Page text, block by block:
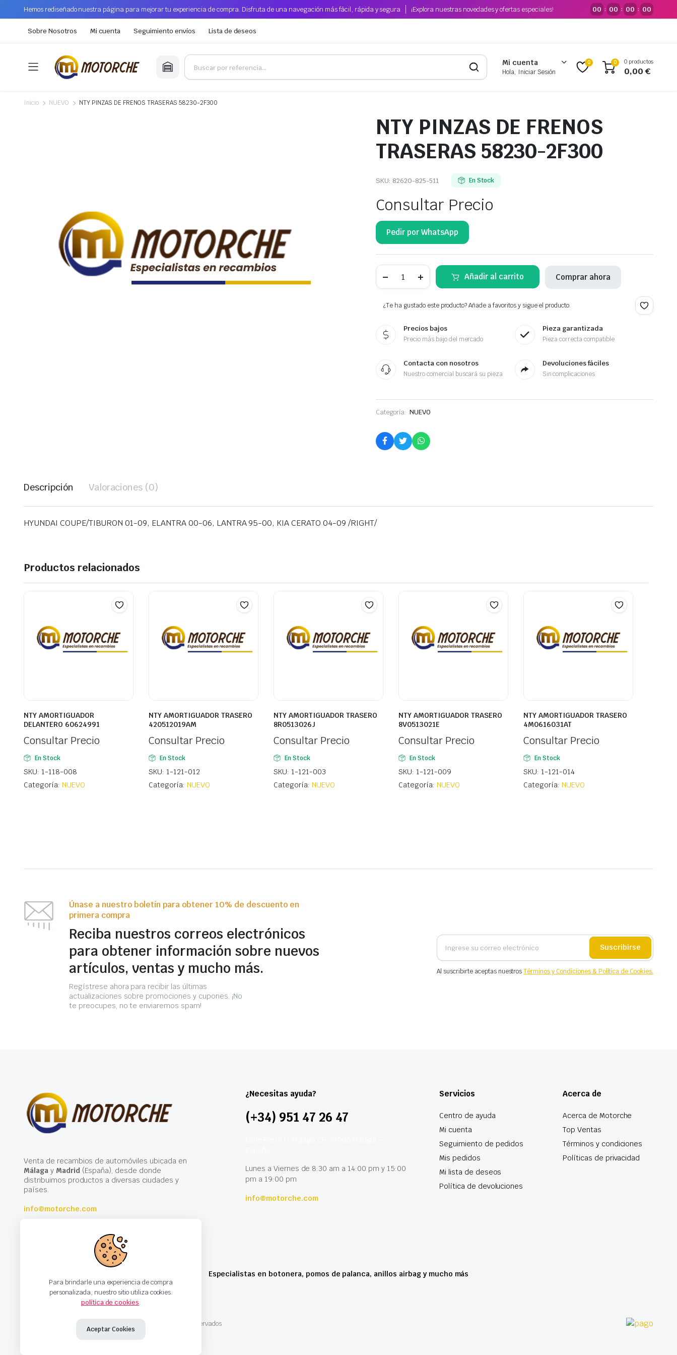
Hemos rediseñado nuestra página para mejorar tu experiencia de compra. Disfruta de una navegación más fácil, rápida y segura ¡Explora nuestras novedades y ofertas especiales! 00 : 00 : 00 : 00
Sobre Nosotros Mi cuenta Seguimiento envíos Lista de deseos
Mi cuenta
Hola, Iniciar Sesión
0 0 0 productos
0,00€
Inicio NUEVO NTY PINZAS DE FRENOS TRASERAS 58230-2F300
NTY PINZAS DE FRENOS
TRASERAS 58230-2F300
SKU: 82620-825-511 En Stock
Consultar Precio
Pedir por WhatsApp
PINZAS
TRASERAS
58230-
cantidad
Añadir al carrito Comprar ahora
¿Te ha gustado este producto? Añade a favoritos y sigue el producto.
Precios bajos
Precio más bajo del mercado
Pieza garantizada
Pieza correcta compatible
Contacta con nosotros
Nuestro comercial buscará su pieza
Devoluciones fáciles
Sin complicaciones
Categoría: NUEVO
Descripción Valoraciones (0)
HYUNDAI COUPE/TIBURON 01-09, ELANTRA 00-06, LANTRA 95-00, KIA CERATO 04-09 /RIGHT/
Productos relacionados
NTY AMORTIGUADOR
DELANTERO 60624991
Consultar Precio
En Stock
SKU: 1-118-008
Categoría: NUEVO
NTY AMORTIGUADOR TRASERO
420512019AM
Consultar Precio
En Stock
SKU: 1-121-012
Categoría: NUEVO
NTY AMORTIGUADOR TRASERO
8R0513026J
Consultar Precio
En Stock
SKU: 1-121-003
Categoría: NUEVO
NTY AMORTIGUADOR TRASERO
8V0513021E
Consultar Precio
En Stock
SKU: 1-121-009
Categoría: NUEVO
NTY AMORTIGUADOR TRASERO
4M0616031AT
Consultar Precio
En Stock
SKU: 1-121-014
Categoría: NUEVO
Únase a nuestro boletín para obtener 10% de descuento en
primera compra
Reciba nuestros correos electrónicos
para obtener información sobre nuevos
artículos, ventas y mucho más.
Regístrese ahora para recibir las últimas
actualizaciones sobre promociones y cupones. ¡No
te preocupes, no te enviaremos spam!
Suscribirse
Al suscribirte aceptas nuestrosTérminos y Condiciones & Política de Cookies.
Venta de recambios de automóviles ubicada en
Málagay Madrid(España), desde donde
distribuimos productos a diversas ciudades y
países.
info@motorche.com
¿Necesitas ayuda?
(+34) 951 47 26 47
Lunes a Viernes de 8:30 am a 14:00 pm y 15:00
pm a 19:00 pm
info@motorche.com
Servicios
Centro de ayuda
Mi cuenta
Seguimiento de pedidos
Mis pedidos
Mi lista de deseos
Política de devoluciones
Acerca de
Acerca de Motorche
Top Ventas
Términos y condiciones
Políticas de privacidad
Especialistas en botonera, pomos de palanca, anillos airbag y mucho más
Copyright 2024 © Motorche Autoparts. Todos los derechos reservados
Para brindarle una experiencia de compra
personalizada, nuestro sitio utiliza cookies.
política de cookies.
Aceptar Cookies